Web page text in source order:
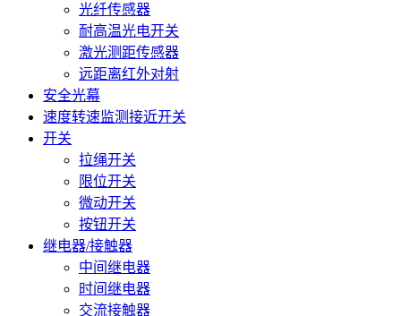
光纤传感器
耐高温光电开关
激光测距传感器
远距离红外对射
安全光幕
速度转速监测接近开关
开关
拉绳开关
限位开关
微动开关
按钮开关
继电器/接触器
中间继电器
时间继电器
交流接触器